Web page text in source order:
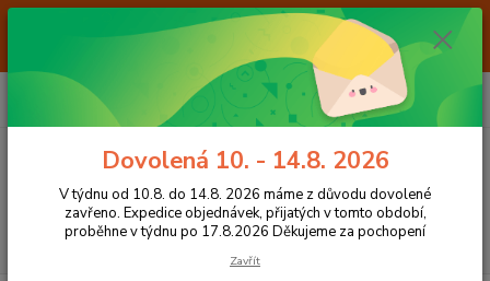
Od 7.8. do 14.8. 2026 máme z důvodu dovolené ZAVŘENO. Expedice
objednávek, přijatých v tomto období, proběhne v týdnu po 17.8.2026
Děkujeme za pochopení
CZK
Hledat
+420 605 283 713
za0,00 Kč
Dovolená 10. - 14.8. 2026
V týdnu od 10.8. do 14.8. 2026 máme z důvodu dovolené
zavřeno. Expedice objednávek, přijatých v tomto období,
proběhne v týdnu po 17.8.2026 Děkujeme za pochopení
Zavřít